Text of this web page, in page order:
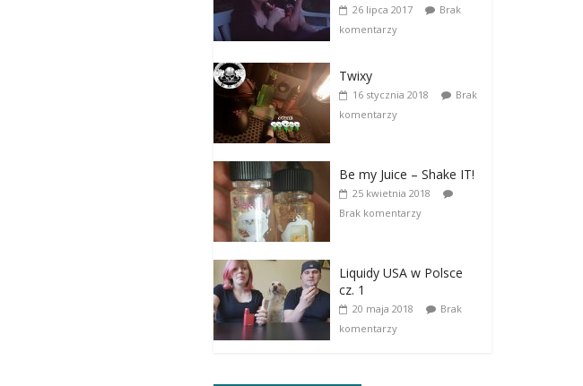
26 lipca 2017
Brak
komentarzy
Twixy
16 stycznia 2018
Brak
komentarzy
Be my Juice – Shake IT!
25 kwietnia 2018
Brak komentarzy
Liquidy USA w Polsce
cz. 1
20 maja 2018
Brak
komentarzy